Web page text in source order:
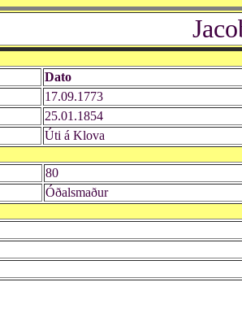
Dato
17.09.1773
25.01.1854
Úti á Klova
80
Óðalsmaður